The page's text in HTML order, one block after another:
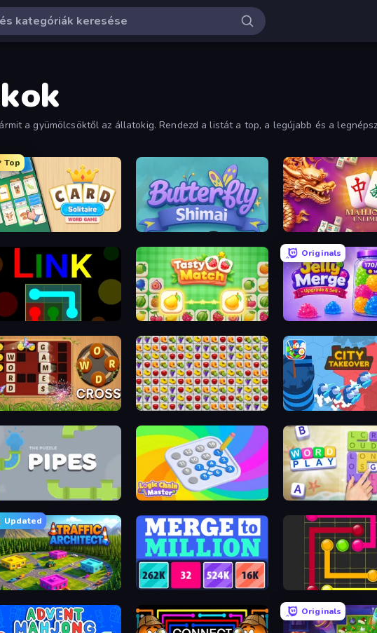
a gyümölcsöktől az állatokig. Rendezd a listát a top, a legújabb és a
Top
Solitaire: Word Game Butterfly Shimai Mahjong Unlimited
Tasty Match: Mahjong Pairs
Originals
Jelly Merge: Upgrade
Cross Same Game Fruit Collapse City Takeover
Pipes: The Puzzle Logic Chain Master Word Play
Updated
Architect Merge to Million Flow Mania
Originals